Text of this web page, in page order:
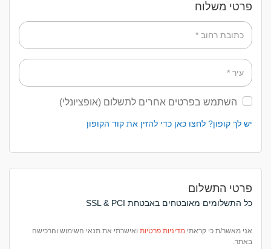
פרטי משלוח
כתובת רחוב *
עיר *
השתמש בפרטים אחרים לתשלום (אופציונלי)
יש לך קופון? לחצו כאן כדי להזין את קוד הקופון
פרטי התשלום
כל התשלומים מאובטחים באבטחת SSL & PCI
אני מאשר/ת כי קראתי מדיניות פרטיות ואישרתי את תנאי השימוש והרכישה
באתר.